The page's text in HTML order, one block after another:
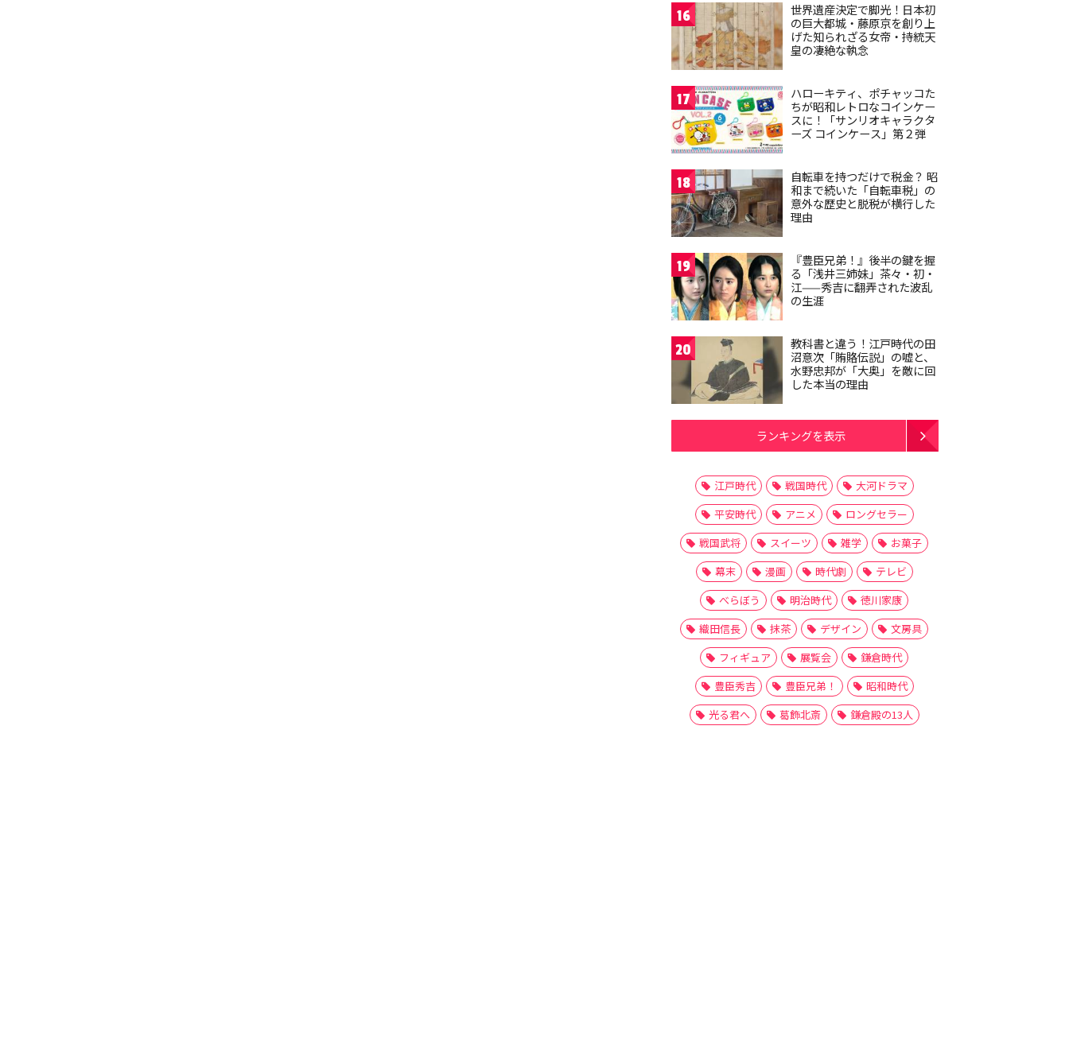
16
世界遺産決定で脚光！日本初
の巨大都城・藤原京を創り上
げた知られざる女帝・持統天
皇の凄絶な執念
17
ハローキティ、ポチャッコた
ちが昭和レトロなコインケー
スに！「サンリオキャラクタ
ーズ コインケース」第２弾
18
自転車を持つだけで税金？ 昭
和まで続いた「自転車税」の
意外な歴史と脱税が横行した
理由
19
『豊臣兄弟！』後半の鍵を握
る「浅井三姉妹」茶々・初・
江——秀吉に翻弄された波乱
の生涯
20
教科書と違う！江戸時代の田
沼意次「賄賂伝説」の嘘と、
水野忠邦が「大奥」を敵に回
した本当の理由
ランキングを表示
江戸時代 戦国時代
大河ドラマ
平安時代
アニメ
ロングセラー
戦国武将
スイーツ 雑学
お菓子
幕末
漫画 時代劇
テレビ
べらぼう
明治時代
徳川家康
織田信長
抹茶 デザイン
文房具
フィギュア
展覧会
鎌倉時代
豊臣秀吉
豊臣兄弟！
昭和時代
光る君へ
葛飾北斎 鎌倉殿の13人